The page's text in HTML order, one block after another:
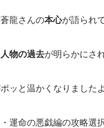
龍さんの本心が語られ
物の過去が明らかにさ
ッと温かくなりました
運命の悪戯編の攻略選